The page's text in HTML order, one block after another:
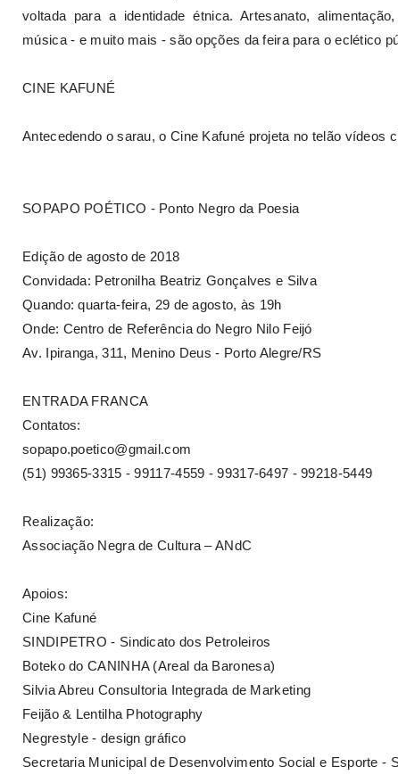
voltada para a identidade étnica. Artesanato,
música - e muito mais - são opções da feira para o eclético
CINE KAFUNÉ
Antecedendo o sarau, o Cine Kafuné projeta no telão vídeos
SOPAPO POÉTICO - Ponto Negro da Poesia
Edição de agosto de 2018
Convidada: Petronilha Beatriz Gonçalves e Silva
Quando: quarta-feira, 29 de agosto, às 19h
Onde: Centro de Referência do Negro Nilo Feijó
Av. Ipiranga, 311, Menino Deus - Porto Alegre/RS
ENTRADA FRANCA
Contatos:
sopapo.poetico@gmail.com
(51) 99365-3315 - 99117-4559 - 99317-6497 - 99218-5449
Realização:
Associação Negra de Cultura – ANdC
Apoios:
Cine Kafuné
SINDIPETRO - Sindicato dos Petroleiros
Boteko do CANINHA (Areal da Baronesa)
Silvia Abreu Consultoria Integrada de Marketing
Feijão & Lentilha Photography
Negrestyle - design gráfico
Secretaria Municipal de Desenvolvimento Social e Esporte -